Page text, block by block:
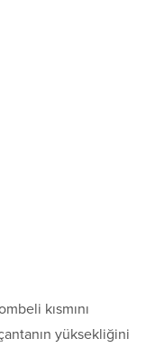
kısmını
yüksekliğini